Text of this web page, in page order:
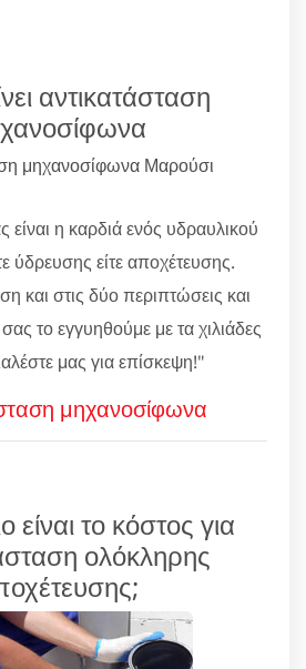
αντικατάσταση
η καρδιά ενός υδραυλικού
ύδρευσης είτε αποχέτευσης.
και στις δύο περιπτώσεις και
το εγγυηθούμε με τα χιλιάδες
μας για επίσκεψη!"
μηχανοσίφωνα
είναι το κόστος για
ολόκληρης